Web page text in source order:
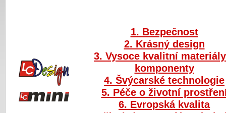
1. Bezpečnost
2. Krásný design
3. Vysoce kvalitní
komponenty
4. Švýcarské technologie
5. Péče o životní
6. Evropská kvalita